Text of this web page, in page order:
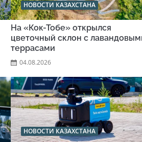
НОВОСТИ КАЗАХСТАНА
На «Кок-Тобе» открылся
цветочный склон с
террасами
04.08.2026
НОВОСТИ КАЗАХСТАНА